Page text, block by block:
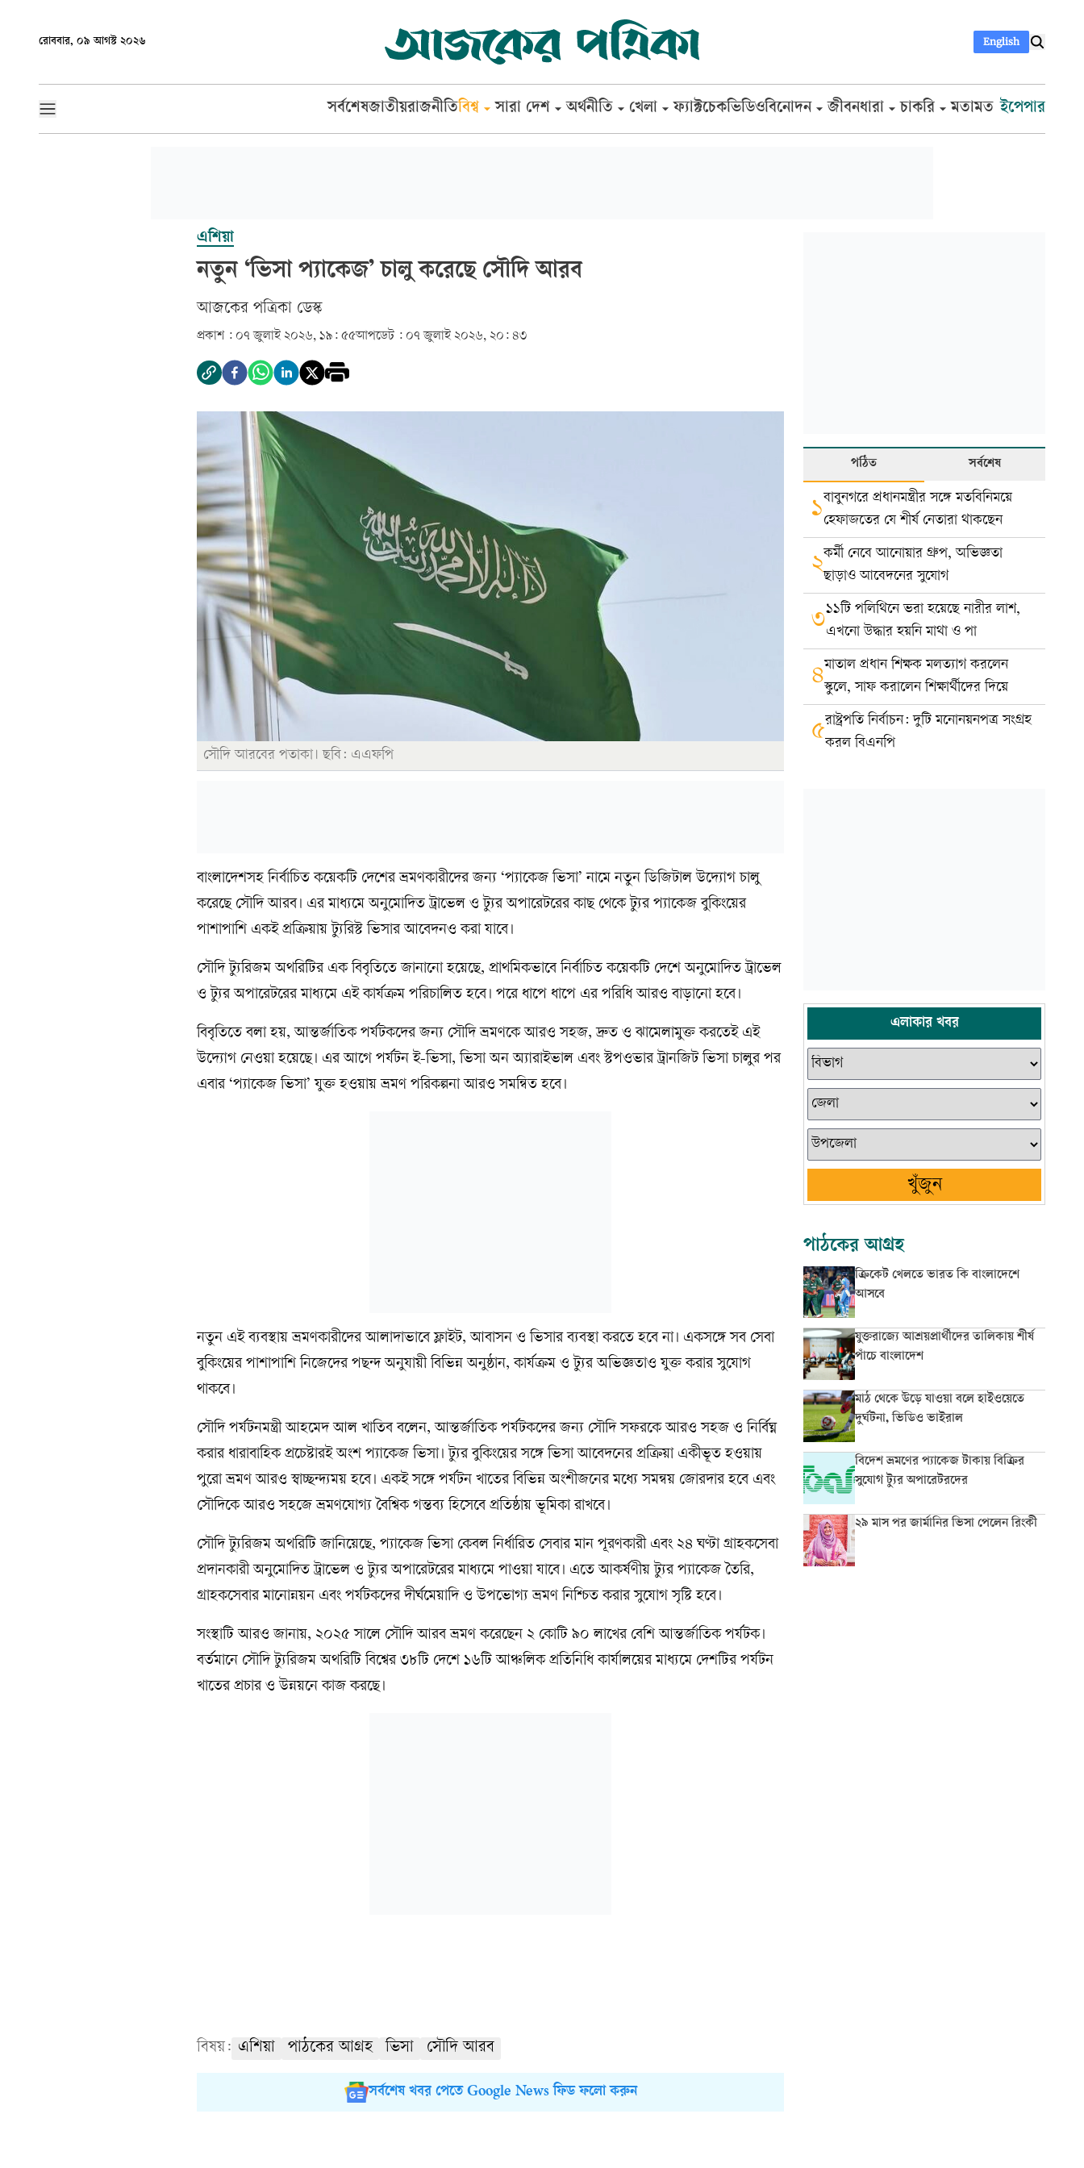
রোববার, ০৯ আগস্ট ২০২৬ English
সর্বশেষজাতীয়রাজনীতিবিশ্ব সারা দেশ অর্থনীতি খেলা ফ্যাক্টচেকভিডিওবিনোদন জীবনধারা চাকরি মতামত ইপেপার
এশিয়া
নতুন ‘ভিসা প্যাকেজ’ চালু করেছে সৌদি আরব
আজকের পত্রিকা ডেস্ক­
প্রকাশ : ০৭ জুলাই ২০২৬, ১৯: ৫৫আপডেট : ০৭ জুলাই ২০২৬, ২০: ৪৩
সৌদি আরবের পতাকা। ছবি: এএফপি
বাংলাদেশসহ নির্বাচিত কয়েকটি দেশের ভ্রমণকারীদের জন্য ‘প্যাকেজ ভিসা’ নামে নতুন ডিজিটাল উদ্যোগ চালু
করেছে সৌদি আরব। এর মাধ্যমে অনুমোদিত ট্রাভেল ও ট্যুর অপারেটরের কাছ থেকে ট্যুর প্যাকেজ বুকিংয়ের
পাশাপাশি একই প্রক্রিয়ায় ট্যুরিস্ট ভিসার আবেদনও করা যাবে।
সৌদি ট্যুরিজম অথরিটির এক বিবৃতিতে জানানো হয়েছে, প্রাথমিকভাবে নির্বাচিত কয়েকটি দেশে অনুমোদিত ট্রাভেল
ও ট্যুর অপারেটরের মাধ্যমে এই কার্যক্রম পরিচালিত হবে। পরে ধাপে ধাপে এর পরিধি আরও বাড়ানো হবে।
বিবৃতিতে বলা হয়, আন্তর্জাতিক পর্যটকদের জন্য সৌদি ভ্রমণকে আরও সহজ, দ্রুত ও ঝামেলামুক্ত করতেই এই
উদ্যোগ নেওয়া হয়েছে। এর আগে পর্যটন ই-ভিসা, ভিসা অন অ্যারাইভাল এবং স্টপওভার ট্রানজিট ভিসা চালুর পর
এবার ‘প্যাকেজ ভিসা’ যুক্ত হওয়ায় ভ্রমণ পরিকল্পনা আরও সমন্বিত হবে।
নতুন এই ব্যবস্থায় ভ্রমণকারীদের আলাদাভাবে ফ্লাইট, আবাসন ও ভিসার ব্যবস্থা করতে হবে না। একসঙ্গে সব সেবা
বুকিংয়ের পাশাপাশি নিজেদের পছন্দ অনুযায়ী বিভিন্ন অনুষ্ঠান, কার্যক্রম ও ট্যুর অভিজ্ঞতাও যুক্ত করার সুযোগ
থাকবে।
সৌদি পর্যটনমন্ত্রী আহমেদ আল খাতিব বলেন, আন্তর্জাতিক পর্যটকদের জন্য সৌদি সফরকে আরও সহজ ও নির্বিঘ্ন
করার ধারাবাহিক প্রচেষ্টারই অংশ প্যাকেজ ভিসা। ট্যুর বুকিংয়ের সঙ্গে ভিসা আবেদনের প্রক্রিয়া একীভূত হওয়ায়
পুরো ভ্রমণ আরও স্বাচ্ছন্দ্যময় হবে। একই সঙ্গে পর্যটন খাতের বিভিন্ন অংশীজনের মধ্যে সমন্বয় জোরদার হবে এবং
সৌদিকে আরও সহজে ভ্রমণযোগ্য বৈশ্বিক গন্তব্য হিসেবে প্রতিষ্ঠায় ভূমিকা রাখবে।
সৌদি ট্যুরিজম অথরিটি জানিয়েছে, প্যাকেজ ভিসা কেবল নির্ধারিত সেবার মান পূরণকারী এবং ২৪ ঘণ্টা গ্রাহকসেবা
প্রদানকারী অনুমোদিত ট্রাভেল ও ট্যুর অপারেটরের মাধ্যমে পাওয়া যাবে। এতে আকর্ষণীয় ট্যুর প্যাকেজ তৈরি,
গ্রাহকসেবার মানোন্নয়ন এবং পর্যটকদের দীর্ঘমেয়াদি ও উপভোগ্য ভ্রমণ নিশ্চিত করার সুযোগ সৃষ্টি হবে।
সংস্থাটি আরও জানায়, ২০২৫ সালে সৌদি আরব ভ্রমণ করেছেন ২ কোটি ৯০ লাখের বেশি আন্তর্জাতিক পর্যটক।
বর্তমানে সৌদি ট্যুরিজম অথরিটি বিশ্বের ৩৮টি দেশে ১৬টি আঞ্চলিক প্রতিনিধি কার্যালয়ের মাধ্যমে দেশটির পর্যটন
খাতের প্রচার ও উন্নয়নে কাজ করছে।
বিষয়: এশিয়া পাঠকের আগ্রহ ভিসা সৌদি আরব
সর্বশেষ খবর পেতে Google News ফিড ফলো করুন
পঠিত সর্বশেষ
১বাবুনগরে প্রধানমন্ত্রীর সঙ্গে মতবিনিময়ে
হেফাজতের যে শীর্ষ নেতারা থাকছেন
২কর্মী নেবে আনোয়ার গ্রুপ, অভিজ্ঞতা
ছাড়াও আবেদনের সুযোগ
৩১১টি পলিথিনে ভরা হয়েছে নারীর লাশ,
এখনো উদ্ধার হয়নি মাথা ও পা
৪মাতাল প্রধান শিক্ষক মলত্যাগ করলেন
স্কুলে, সাফ করালেন শিক্ষার্থীদের দিয়ে
৫রাষ্ট্রপতি নির্বাচন: দুটি মনোনয়নপত্র সংগ্রহ
করল বিএনপি
এলাকার খবর
খুঁজুন
পাঠকের আগ্রহ
ক্রিকেট খেলতে ভারত কি বাংলাদেশে
আসবে
যুক্তরাজ্যে আশ্রয়প্রার্থীদের তালিকায় শীর্ষ
পাঁচে বাংলাদেশ
মাঠ থেকে উড়ে যাওয়া বলে হাইওয়েতে
দুর্ঘটনা, ভিডিও ভাইরাল
বিদেশ ভ্রমণের প্যাকেজ টাকায় বিক্রির
সুযোগ ট্যুর অপারেটরদের
২৯ মাস পর জার্মানির ভিসা পেলেন রিংকী